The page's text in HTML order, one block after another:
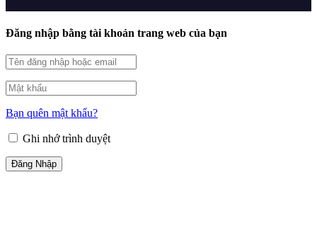
Đăng nhập bằng tài khoản trang web của bạn
Bạn quên mật khẩu?
Ghi nhớ trình duyệt